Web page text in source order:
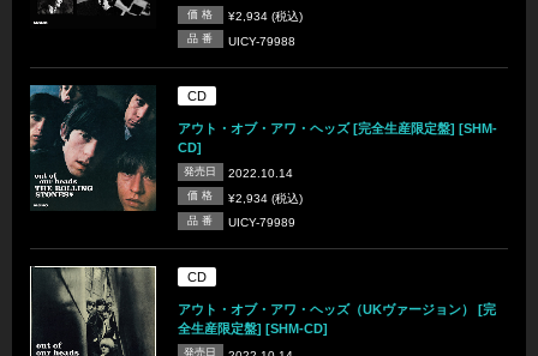
価 格 ¥2,934 (税込)
品 番 UICY-79988
CD
アウト・オブ・アワ・ヘッズ [完全生産限定盤] [SHM-
CD]
発売日 2022.10.14
価 格 ¥2,934 (税込)
品 番 UICY-79989
CD
アウト・オブ・アワ・ヘッズ（UKヴァージョン） [完
全生産限定盤] [SHM-CD]
発売日